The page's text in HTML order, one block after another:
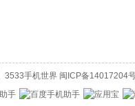
3533手机世界 闽ICP备14017204